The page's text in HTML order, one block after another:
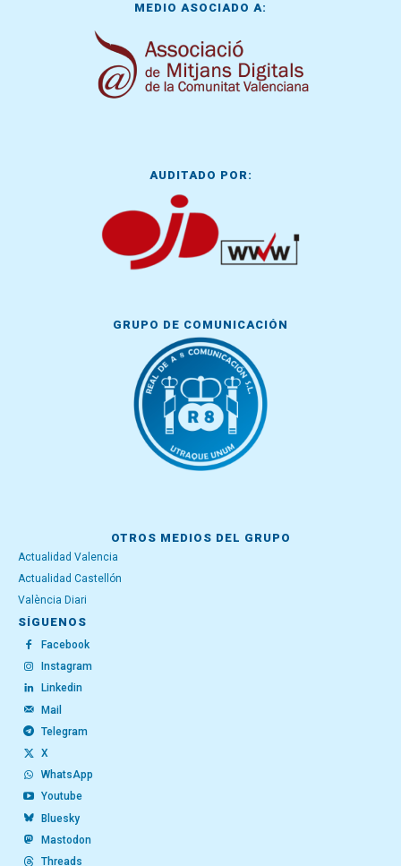
MEDIO ASOCIADO A:
AUDITADO POR:
GRUPO DE COMUNICACIÓN
OTROS MEDIOS DEL GRUPO
Actualidad Valencia
Actualidad Castellón
València Diari
SÍGUENOS
Facebook
Instagram
Linkedin
Mail
Telegram
X
WhatsApp
Youtube
Bluesky
Mastodon
Threads